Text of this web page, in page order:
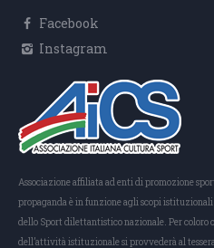
Facebook
Instagram
Associazione affiliata ad enti di promozione
propaganda è in funzione agli scopi
dello Sport dilettantistico nazionale. Per coloro
dell’attività istituzionale si provvederà al